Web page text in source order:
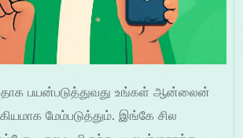
பயன்படுத்துவது உங்கள் ஆன்லைன்
மேம்படுத்தும். இங்கே சில